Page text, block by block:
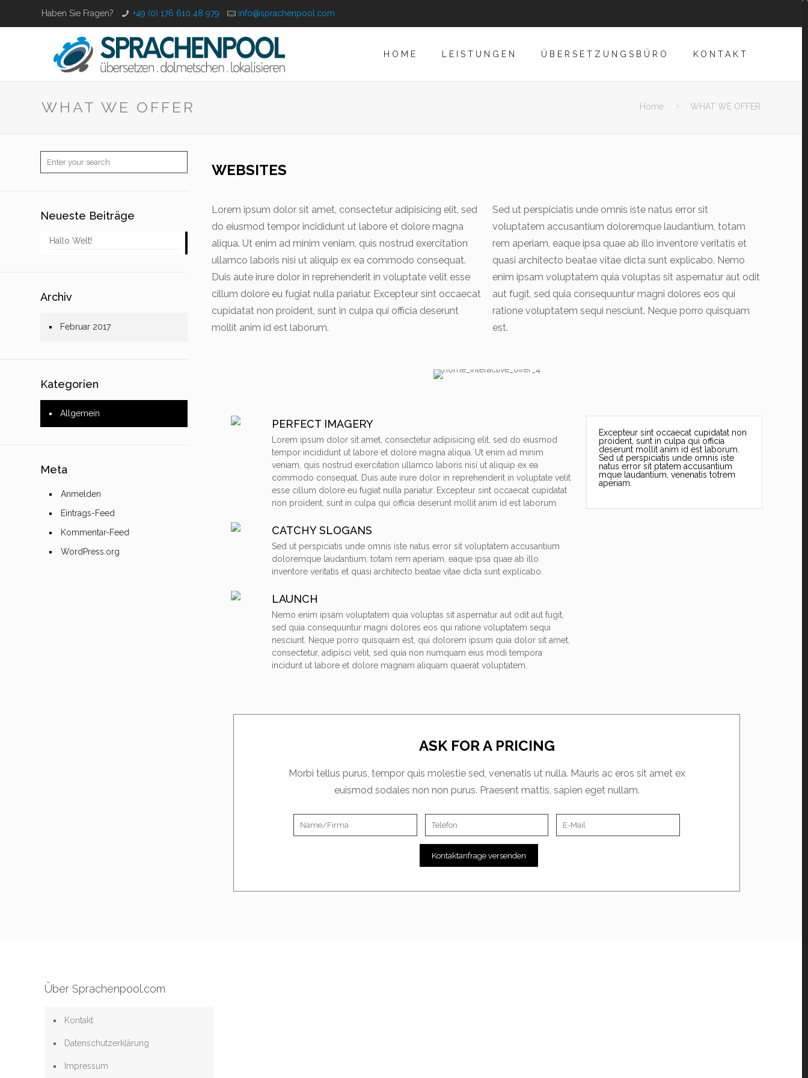
Haben Sie Fragen? +49 (0) 176 610 48 979 info@sprachenpool.com
HOME LEISTUNGEN ÜBERSETZUNGSBÜRO KONTAKT
WHAT WE OFFER Home WHAT WE OFFER
WEBSITES
Lorem ipsum dolor sit amet, consectetur adipisicing elit, sed
do eiusmod tempor incididunt ut labore et dolore magna
aliqua. Ut enim ad minim veniam, quis nostrud exercitation
ullamco laboris nisi ut aliquip ex ea commodo consequat.
Duis aute irure dolor in reprehenderit in voluptate velit esse
cillum dolore eu fugiat nulla pariatur. Excepteur sint occaecat
cupidatat non proident, sunt in culpa qui officia deserunt
mollit anim id est laborum.
Sed ut perspiciatis unde omnis iste natus error sit
voluptatem accusantium doloremque laudantium, totam
rem aperiam, eaque ipsa quae ab illo inventore veritatis et
quasi architecto beatae vitae dicta sunt explicabo. Nemo
enim ipsam voluptatem quia voluptas sit aspernatur aut odit
aut fugit, sed quia consequuntur magni dolores eos qui
ratione voluptatem sequi nesciunt. Neque porro quisquam
est.
PERFECT IMAGERY
Lorem ipsum dolor sit amet, consectetur adipisicing elit, sed do eiusmod
tempor incididunt ut labore et dolore magna aliqua. Ut enim ad minim
veniam, quis nostrud exercitation ullamco laboris nisi ut aliquip ex ea
commodo consequat. Duis aute irure dolor in reprehenderit in voluptate velit
esse cillum dolore eu fugiat nulla pariatur. Excepteur sint occaecat cupidatat
non proident, sunt in culpa qui officia deserunt mollit anim id est laborum.
CATCHY SLOGANS
Sed ut perspiciatis unde omnis iste natus error sit voluptatem accusantium
doloremque laudantium, totam rem aperiam, eaque ipsa quae ab illo
inventore veritatis et quasi architecto beatae vitae dicta sunt explicabo.
LAUNCH
Nemo enim ipsam voluptatem quia voluptas sit aspernatur aut odit aut fugit,
sed quia consequuntur magni dolores eos qui ratione voluptatem sequi
nesciunt. Neque porro quisquam est, qui dolorem ipsum quia dolor sit amet,
consectetur, adipisci velit, sed quia non numquam eius modi tempora
incidunt ut labore et dolore magnam aliquam quaerat voluptatem.
Excepteur sint occaecat cupidatat non
proident, sunt in culpa qui officia
deserunt mollit anim id est laborum.
Sed ut perspiciatis unde omnis iste
natus error sit ptatem accusantium
mque laudantium, venenatis totrem
aperiam.
ASK FOR A PRICING
Morbi tellus purus, tempor quis molestie sed, venenatis ut nulla. Mauris ac eros sit amet ex
euismod sodales non non purus. Praesent mattis, sapien eget nullam.
Neueste Beiträge
Hallo Welt!
Archiv
Februar 2017
Kategorien
Allgemein
Meta
Anmelden
Eintrags-Feed
Kommentar-Feed
WordPress.org
Über Sprachenpool.com
Kontakt
Datenschutzerklärung
Impressum